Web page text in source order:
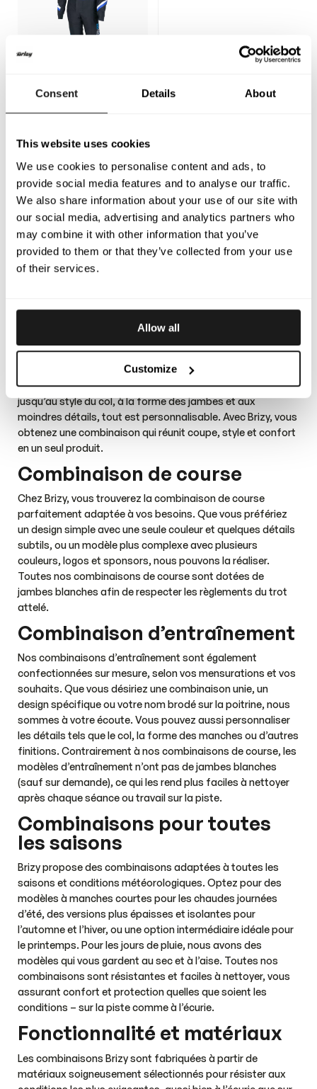
Consent Details About
This website uses cookies
We use cookies to personalise content and ads, to
provide social media features and to analyse our traffic.
We also share information about your use of our site with
our social media, advertising and analytics partners who
may combine it with other information that you’ve
provided to them or that they’ve collected from your use
of their services.
Allow all
Customize
Tenue d’entraînement
d’hiver. Combinaison
d’entraînement sur
mesure offrant un
ajustement parfait et un
confort optimal pour
l’hiver.
750$
Combinaison sur mesure
Toutes nos combinaisons, qu’il s’agisse d’un modèle
selon vos mesures exactes et vos préférences. Cela
garantit un ajustement parfait pour vous permettre d’être
l’entraînement ou sur la piste. Vous choisissez l’apparence
de votre combinaison, avec nos conseils, notre expertise et
nos recommandations. Du choix des couleurs et du design
jusqu’au style du col, à la forme des jambes et aux
moindres détails, tout est personnalisable. Avec Brizy, vous
obtenez une combinaison qui réunit coupe, style et confort
en un seul produit.
Combinaison de course
Chez Brizy, vous trouverez la combinaison de course
parfaitement adaptée à vos besoins. Que vous préfériez
un design simple avec une seule couleur et quelques détails
subtils, ou un modèle plus complexe avec plusieurs
couleurs, logos et sponsors, nous pouvons la réaliser.
Toutes nos combinaisons de course sont dotées de
jambes blanches afin de respecter les règlements du trot
attelé.
Combinaison d’entraînement
Nos combinaisons d’entraînement sont également
confectionnées sur mesure, selon vos mensurations et vos
souhaits. Que vous désiriez une combinaison unie, un
design spécifique ou votre nom brodé sur la poitrine, nous
sommes à votre écoute. Vous pouvez aussi personnaliser
les détails tels que le col, la forme des manches ou d’autres
finitions. Contrairement à nos combinaisons de course, les
modèles d’entraînement n’ont pas de jambes blanches
(sauf sur demande), ce qui les rend plus faciles à nettoyer
après chaque séance ou travail sur la piste.
Combinaisons pour toutes
les saisons
Brizy propose des combinaisons adaptées à toutes les
saisons et conditions météorologiques. Optez pour des
modèles à manches courtes pour les chaudes journées
d’été, des versions plus épaisses et isolantes pour
l’automne et l’hiver, ou une option intermédiaire idéale pour
le printemps. Pour les jours de pluie, nous avons des
modèles qui vous gardent au sec et à l’aise. Toutes nos
combinaisons sont résistantes et faciles à nettoyer, vous
assurant confort et protection quelles que soient les
conditions – sur la piste comme à l’écurie.
Fonctionnalité et matériaux
Les combinaisons Brizy sont fabriquées à partir de
matériaux soigneusement sélectionnés pour résister aux